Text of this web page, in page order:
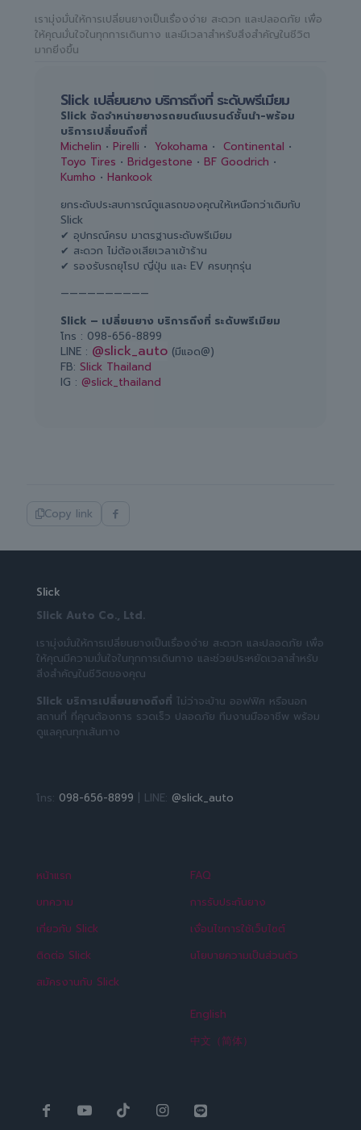
เรามุ่งมั่นให้การเปลี่ยนยางเป็นเรื่องง่าย สะดวก และปลอดภัย เพื่อ
ให้คุณมั่นใจในทุกการเดินทาง และมีเวลาสำหรับสิ่งสำคัญในชีวิต
มากยิ่งขึ้น
Slick เปลี่ยนยาง บริการถึงที่ ระดับพรีเมียม
Slick จัดจำหน่ายยางรถยนต์แบรนด์ชั้นนำ-พร้อม
บริการเปลี่ยนถึงที่
Michelin • Pirelli • Yokohama • Continental •
Toyo Tires • Bridgestone • BF Goodrich •
Kumho • Hankook
ยกระดับประสบการณ์ดูแลรถของคุณให้เหนือกว่าเดิมกับ
Slick
✔ อุปกรณ์ครบ มาตรฐานระดับพรีเมียม
✔ สะดวก ไม่ต้องเสียเวลาเข้าร้าน
✔ รองรับรถยุโรป ญี่ปุ่น และ EV ครบทุกรุ่น
——————————
Slick – เปลี่ยนยาง บริการถึงที่ ระดับพรีเมียม
โทร : 098-656-8899
LINE : @slick_auto (มีแอด@)
FB: Slick Thailand
IG : @slick_thailand
Copy link
Slick
Slick Auto Co., Ltd.
เรามุ่งมั่นให้การเปลี่ยนยางเป็นเรื่องง่าย สะดวก และปลอดภัย เพื่อ
ให้คุณมีความมั่นใจในทุกการเดินทาง และช่วยประหยัดเวลาสำหรับ
สิ่งสำคัญในชีวิตของคุณ
Slick บริการเปลี่ยนยางถึงที่ ไม่ว่าจะบ้าน ออฟฟิศ หรือนอก
สถานที่ ที่คุณต้องการ รวดเร็ว ปลอดภัย ทีมงานมืออาชีพ พร้อม
ดูแลคุณทุกเส้นทาง
โทร: 098-656-8899 | LINE: @slick_auto
หน้าแรก
บทความ
เกี่ยวกับ Slick
ติดต่อ Slick
สมัครงานกับ Slick
FAQ
การรับประกันยาง
เงื่อนไขการใช้เว็บไซต์
นโยบายความเป็นส่วนตัว
English
中文（简体）